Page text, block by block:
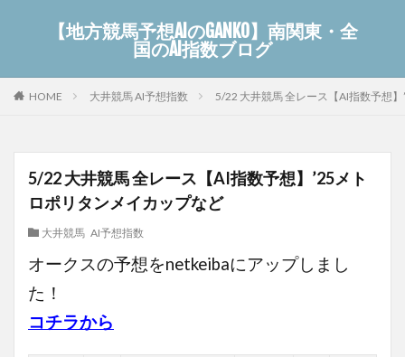
【地方競馬予想AIのGANKO】南関東・全
国のAI指数ブログ
HOME 大井競馬 AI予想指数 5/22 大井競馬 全レース【AI指数予想
5/22 大井競馬 全レース【AI指数予想】’25メト
ロポリタンメイカップなど
大井競馬 AI予想指数
オークスの予想をnetkeibaにアップしまし
た！
コチラから